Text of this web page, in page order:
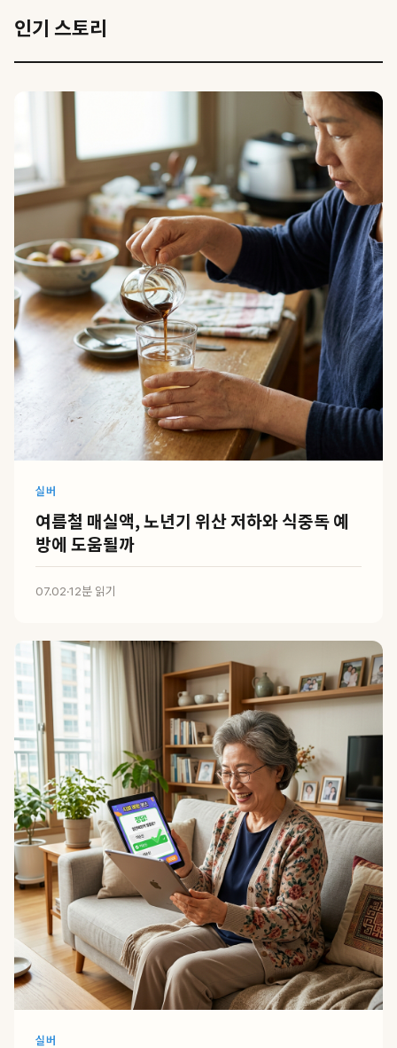
인기 스토리
실버
여름철 매실액, 노년기 위산 저하와 식중독 예
방에 도움될까
07.02·12분 읽기
실버